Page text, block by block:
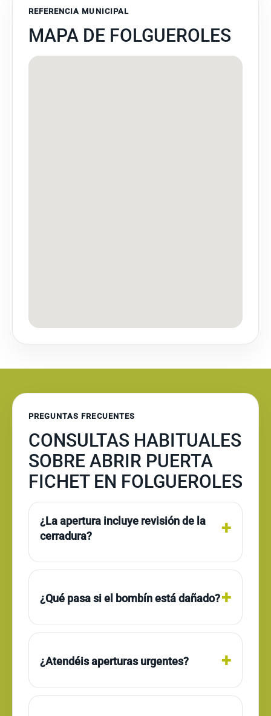
REFERENCIA MUNICIPAL
MAPA DE FOLGUEROLES
PREGUNTAS FRECUENTES
CONSULTAS HABITUALES
SOBRE ABRIR PUERTA
FICHET EN FOLGUEROLES
¿La apertura incluye revisión de la
cerradura?
¿Qué pasa si el bombín está dañado?
¿Atendéis aperturas urgentes?